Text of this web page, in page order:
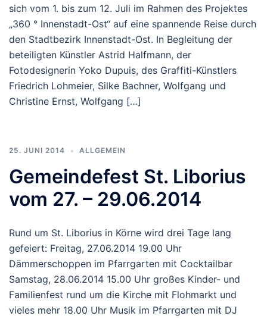
sich vom 1. bis zum 12. Juli im Rahmen des Projektes
„360 ° Innenstadt-Ost“ auf eine spannende Reise durch
den Stadtbezirk Innenstadt-Ost. In Begleitung der
beteiligten Künstler Astrid Halfmann, der
Fotodesignerin Yoko Dupuis, des Graffiti-Künstlers
Friedrich Lohmeier, Silke Bachner, Wolfgang und
Christine Ernst, Wolfgang […]
25. JUNI 2014 ALLGEMEIN
Gemeindefest St. Liborius
vom 27. – 29.06.2014
Rund um St. Liborius in Körne wird drei Tage lang
gefeiert: Freitag, 27.06.2014 19.00 Uhr
Dämmerschoppen im Pfarrgarten mit Cocktailbar
Samstag, 28.06.2014 15.00 Uhr großes Kinder- und
Familienfest rund um die Kirche mit Flohmarkt und
vieles mehr 18.00 Uhr Musik im Pfarrgarten mit DJ